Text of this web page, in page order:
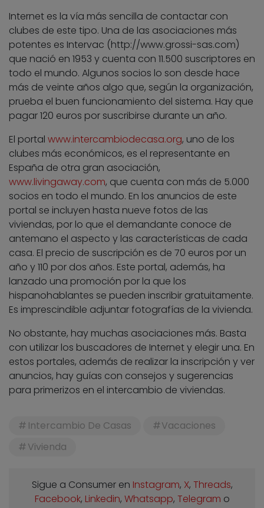
Internet es la vía más sencilla de contactar con
clubes de este tipo. Una de las asociaciones más
potentes es Intervac (http://www.grossi-sas.com)
que nació en 1953 y cuenta con 11.500 suscriptores en
todo el mundo. Algunos socios lo son desde hace
más de veinte años algo que, según la organización,
prueba el buen funcionamiento del sistema. Hay que
pagar 120 euros por suscribirse durante un año.
El portal www.intercambiodecasa.org, uno de los
clubes más económicos, es el representante en
España de otra gran asociación,
www.livingaway.com, que cuenta con más de 5.000
socios en todo el mundo. En los anuncios de este
portal se incluyen hasta nueve fotos de las
viviendas, por lo que el demandante conoce de
antemano el aspecto y las características de cada
casa. El precio de suscripción es de 70 euros por un
año y 110 por dos años. Este portal, además, ha
lanzado una promoción por la que los
hispanohablantes se pueden inscribir gratuitamente.
Es imprescindible adjuntar fotografías de la vivienda.
No obstante, hay muchas asociaciones más. Basta
con utilizar los buscadores de Internet y elegir una. En
estos portales, además de realizar la inscripción y ver
anuncios, hay guías con consejos y sugerencias
para primerizos en el intercambio de viviendas.
Intercambio De Casas
Vacaciones
Vivienda
Sigue a Consumer en Instagram, X, Threads,
Facebook, Linkedin, Whatsapp, Telegram o